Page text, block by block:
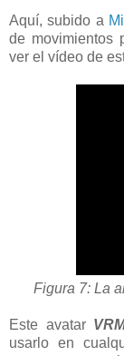
Aquí, subido a
de movimientos
ver el vídeo de
Figura 7: La
Este avatar
usarlo en